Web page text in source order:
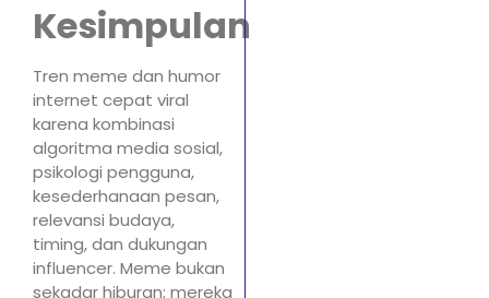
Kesimpulan
Tren meme dan humor
internet cepat viral
karena kombinasi
algoritma media sosial,
psikologi pengguna,
kesederhanaan pesan,
relevansi budaya,
timing, dan dukungan
influencer. Meme bukan
sekadar hiburan; mereka